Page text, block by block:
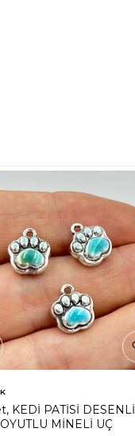
KEDİ PATİSİ DESENLİ
MİNELİ UÇ